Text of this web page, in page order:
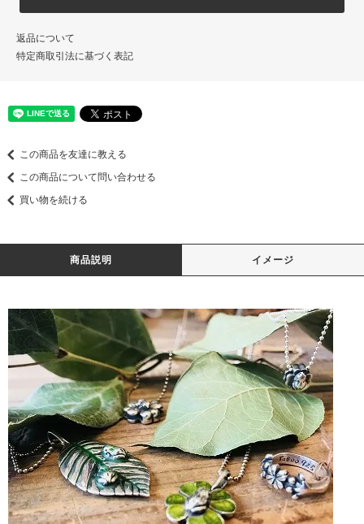
返品について
特定商取引法に基づく表記
この商品を友達に教える
この商品について問い合わせる
買い物を続ける
商品説明 イメージ